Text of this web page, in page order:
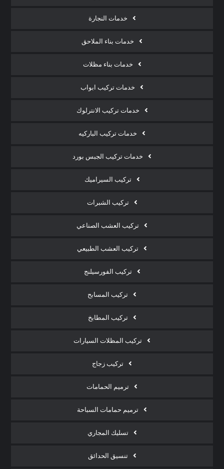
خدمات النجارة
خدمات بناء الملاحق
خدمات بناء مظلات
خدمات تركيب ابواب
خدمات تركيب الانترلوك
خدمات تركيب الباركيه
خدمات تركيب الجبس بورد
تركيب السيراميك
تركيب الشبرات
تركيب العشب الصناعي
تركيب العشب الطبيعي
تركيب الفورسيلنج
تركيب المسابح
تركيب المطابخ
تركيب المظلات السيارات
تركيب زجاج
ترميم الحمامات
ترميم حمامات السباحة
تسليك المجاري
تنسيق الحدائق